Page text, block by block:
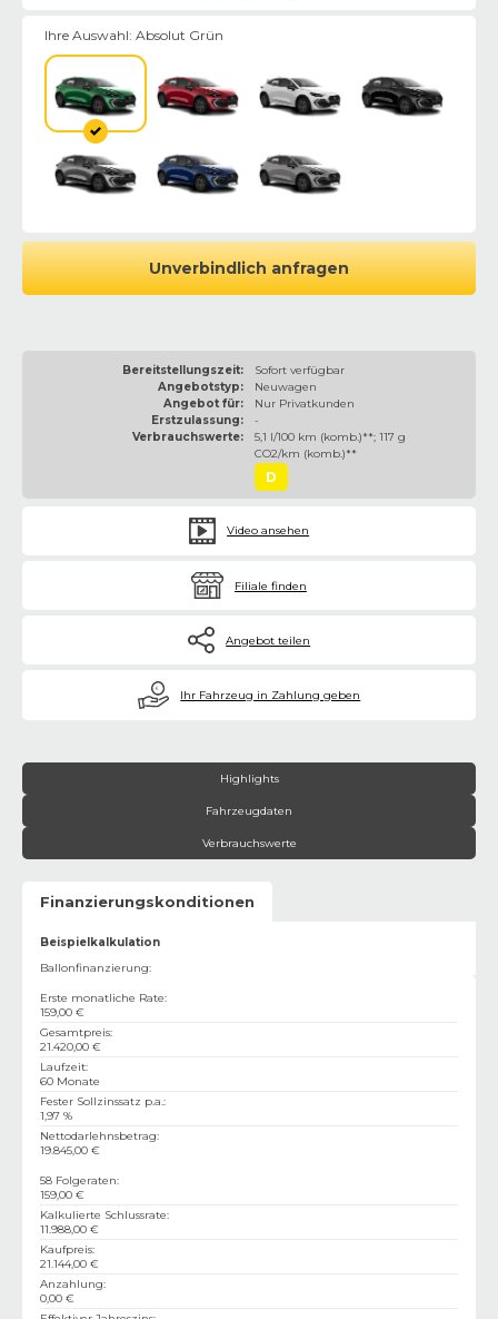
Ihre Auswahl: Absolut Grün
Unverbindlich anfragen
Bereitstellungszeit:
Sofort verfügbar
Angebotstyp:
Neuwagen
Angebot für:
Nur Privatkunden
Erstzulassung:
-
Verbrauchswerte:
5,1 l/100 km (komb.)**; 117 g
CO2/km (komb.)**
D
Video ansehen
Filiale finden
Angebot teilen
€ Ihr Fahrzeug in Zahlung geben
Highlights
Fahrzeugdaten
Verbrauchswerte
Finanzierungskonditionen
Beispielkalkulation
Ballonfinanzierung:
Erste monatliche Rate:
159,00 €
Gesamtpreis:
21.420,00 €
Laufzeit:
60 Monate
Fester Sollzinssatz p.a.:
1,97 %
Nettodarlehnsbetrag:
19.845,00 €
58 Folgeraten:
159,00 €
Kalkulierte Schlussrate:
11.988,00 €
Kaufpreis:
21.144,00 €
Anzahlung:
0,00 €